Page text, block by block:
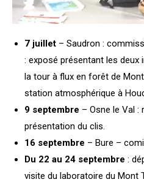
7 juillet – Saudron :
: exposé présentant les deux
la tour à flux en forêt de
station atmosphérique à
9 septembre – Osne le Val :
présentation du clis.
16 septembre – Bure –
Du 22 au 24 septembre :
visite du laboratoire du Mont